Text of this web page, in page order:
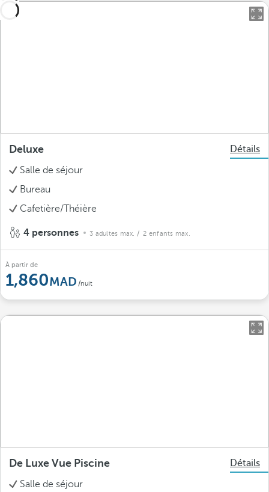
Deluxe
Détails
Salle de séjour
Bureau
Cafetière/Théière
4 personnes 3 adultes max. / 2 enfants max.
À partir de
1,860 /nuit
De Luxe Vue Piscine
Détails
Salle de séjour